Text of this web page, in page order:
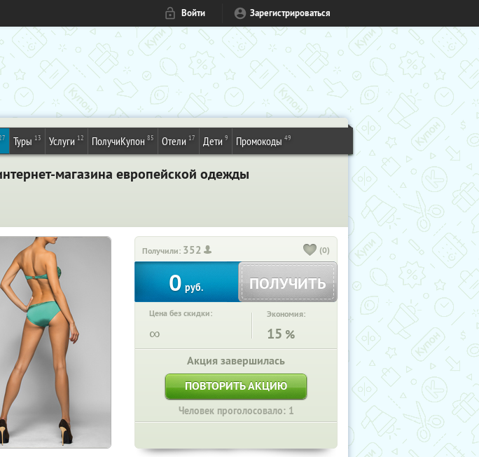
Войти Зарегистрироваться
Туры 13 Услуги 12 ПолучиКупон 85 Отели 17 Дети 9 Промокоды 49
магазина европейской одежды
Получили: 352 (0)
0 руб. ПОЛУЧИТЬ
Цена без скидки:
∞
Экономия:
15 %
Акция завершилась
ПОВТОРИТЬ АКЦИЮ
Человек проголосовало: 1